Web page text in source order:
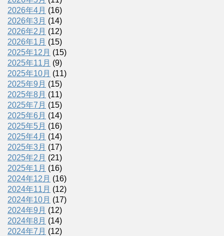
2026年4月 (16)
2026年3月 (14)
2026年2月 (12)
2026年1月 (15)
2025年12月 (15)
2025年11月 (9)
2025年10月 (11)
2025年9月 (15)
2025年8月 (11)
2025年7月 (15)
2025年6月 (14)
2025年5月 (16)
2025年4月 (14)
2025年3月 (17)
2025年2月 (21)
2025年1月 (16)
2024年12月 (16)
2024年11月 (12)
2024年10月 (17)
2024年9月 (12)
2024年8月 (14)
2024年7月 (12)